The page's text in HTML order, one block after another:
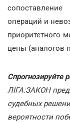
операций и
приоритетного
цены (аналогов
Спрогнозируйте
ЛІГА:ЗАКОН
судебных
вероятности